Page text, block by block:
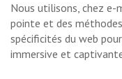
Nous utilisons, chez e-
pointe et des
spécificités du web
immersive et